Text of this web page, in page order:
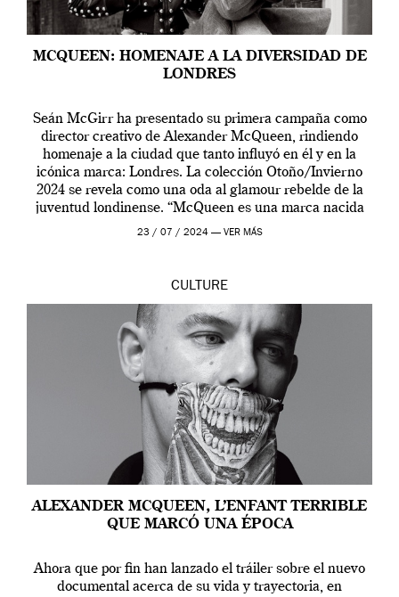
MCQUEEN: HOMENAJE A LA DIVERSIDAD DE
LONDRES
Seán McGirr ha presentado su primera campaña como
director creativo de Alexander McQueen, rindiendo
homenaje a la ciudad que tanto influyó en él y en la
icónica marca: Londres. La colección Otoño/Invierno
2024 se revela como una oda al glamour rebelde de la
juventud londinense. “McQueen es una marca nacida
en Londres y siempre ha […]
23 / 07 / 2024 — VER MÁS
CULTURE
ALEXANDER MCQUEEN, L’ENFANT TERRIBLE
QUE MARCÓ UNA ÉPOCA
Ahora que por fin han lanzado el tráiler sobre el nuevo
documental acerca de su vida y trayectoria, en